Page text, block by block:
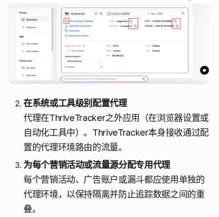
在系统或工具级别配置代理
代理在ThriveTracker之外应用（在浏览器设置或
自动化工具中）。ThriveTracker本身接收通过配
置的代理环境路由的流量。
为每个营销活动或流量源分配专用代理
每个营销活动、广告账户或漏斗都应使用单独的
代理环境，以保持隔离并防止追踪数据之间的重
叠。